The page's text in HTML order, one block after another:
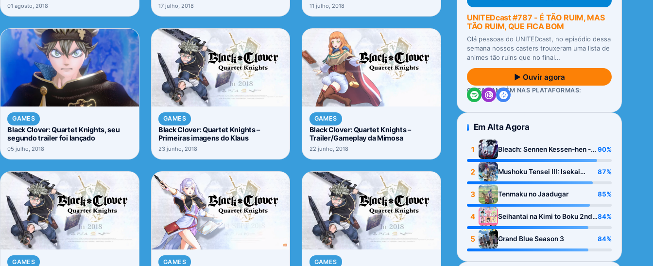
01 agosto, 2018 17 julho, 2018 11 julho, 2018
GAMES
Black Clover: Quartet Knights, seu
segundo trailer foi lançado
05 julho, 2018
GAMES
Black Clover: Quartet Knights –
Primeiras imagens do Klaus
23 junho, 2018
GAMES
Black Clover: Quartet Knights –
Trailer/Gameplay da Mimosa
22 junho, 2018
GAMES GAMES GAMES
UNITEDcast #787 - É TÃO RUIM, MAS
TÃO RUIM, QUE FICA BOM
Olá pessoas do UNITEDcast, no episódio dessa
semana nossos casters trouxeram uma lista de
animes tão ruins que no final…
▶ Ouvir agora
OUÇA TAMBÉM NAS PLATAFORMAS:
Em Alta Agora
1
Bleach: Sennen Kessen-hen -
Kashin-tan
90%
2
Mushoku Tensei III: Isekai
Ittara Honki Dasu
87%
3 Tenmaku no Jaadugar 85%
4
Seihantai na Kimi to Boku 2nd
Season
84%
5 Grand Blue Season 3 84%